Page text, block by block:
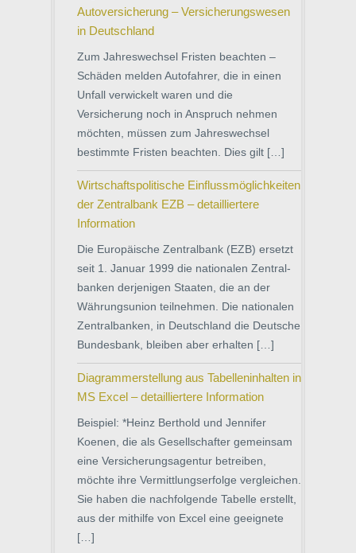
Autoversicherung – Versicherungswesen
in Deutschland
Zum Jahreswechsel Fristen beachten –
Schäden melden Autofahrer, die in einen
Unfall verwickelt waren und die
Versicherung noch in Anspruch nehmen
möchten, müssen zum Jahreswechsel
bestimmte Fristen beachten. Dies gilt […]
Wirtschaftspolitische Einflussmöglichkeiten
der Zentralbank EZB – detailliertere
Information
Die Europäische Zentralbank (EZB) ersetzt
seit 1. Januar 1999 die nationalen Zentral-
banken derjenigen Staaten, die an der
Währungsunion teilnehmen. Die nationalen
Zentralbanken, in Deutschland die Deutsche
Bundesbank, bleiben aber erhalten […]
Diagrammerstellung aus Tabelleninhalten in
MS Excel – detailliertere Information
Beispiel: *Heinz Berthold und Jennifer
Koenen, die als Gesellschafter gemeinsam
eine Versicherungsagentur betreiben,
möchte ihre Vermittlungserfolge vergleichen.
Sie haben die nachfolgende Tabelle erstellt,
aus der mithilfe von Excel eine geeignete
[…]